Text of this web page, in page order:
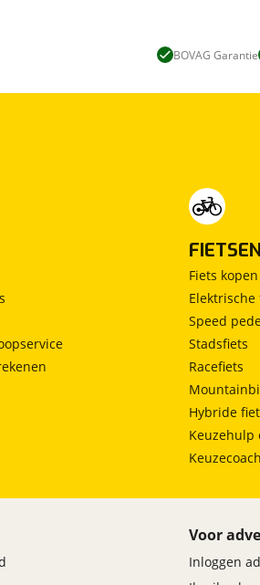
BOVAG Garantie
FIETSEN
Fiets kopen
Elektrische
Speed
Stadsfiets
Racefiets
Hybride
Keuzehulp
Keuzecoach
Voor
Inloggen